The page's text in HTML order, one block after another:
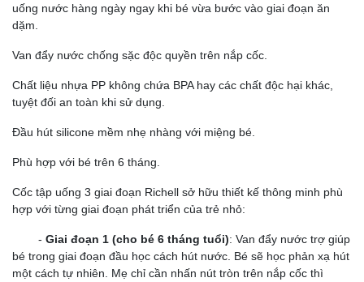
uống nước hàng ngày ngay khi bé vừa bước vào giai đoạn ăn
dặm.
Van đẩy nước chống sặc độc quyền trên nắp cốc.
Chất liệu nhựa PP không chứa BPA hay các chất độc hại khác,
tuyệt đối an toàn khi sử dụng.
Đầu hút silicone mềm nhẹ nhàng với miệng bé.
Phù hợp với bé trên 6 tháng.
Cốc tập uống 3 giai đoạn Richell sở hữu thiết kế thông minh phù
hợp với từng giai đoạn phát triển của trẻ nhỏ:
- Giai đoạn 1 (cho bé 6 tháng tuổi): Van đẩy nước trợ giúp
bé trong giai đoạn đầu học cách hút nước. Bé sẽ học phản xạ hút
một cách tự nhiên. Mẹ chỉ cần nhấn nút tròn trên nắp cốc thì